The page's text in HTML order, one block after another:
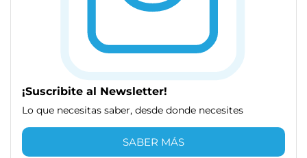
¡Suscribite al Newsletter!
Lo que necesitas saber, desde donde necesites
SABER MÁS